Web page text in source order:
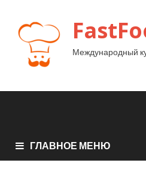
Международный
ГЛАВНОЕ МЕНЮ